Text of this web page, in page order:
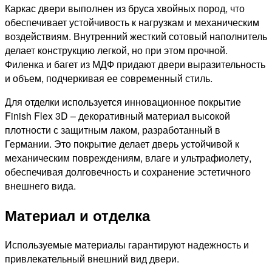
Каркас двери выполнен из бруса хвойных пород, что
обеспечивает устойчивость к нагрузкам и механическим
воздействиям. Внутренний жесткий сотовый наполнитель
делает конструкцию легкой, но при этом прочной.
Филенка и багет из МДФ придают двери выразительность
и объем, подчеркивая ее современный стиль.
Для отделки используется инновационное покрытие
Finish Flex 3D – декоративный материал высокой
плотности с защитным лаком, разработанный в
Германии. Это покрытие делает дверь устойчивой к
механическим повреждениям, влаге и ультрафиолету,
обеспечивая долговечность и сохранение эстетичного
внешнего вида.
Материал и отделка
Используемые материалы гарантируют надежность и
привлекательный внешний вид двери.